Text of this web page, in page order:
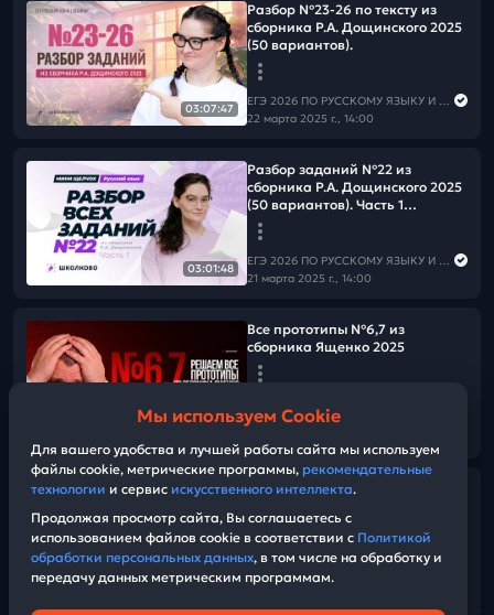
03:07:47
Разбор №23-26 по тексту из
сборника Р.А. Дощинского 2025
(50 вариантов).
ЕГЭ 2026 ПО РУССКОМУ ЯЗЫКУ И МАТЕМАТИКЕ
22 марта 2025 г., 14:00
03:01:48
Разбор заданий №22 из
сборника Р.А. Дощинского 2025
(50 вариантов). Часть 1
(варианты 1-25)
ЕГЭ 2026 ПО РУССКОМУ ЯЗЫКУ И МАТЕМАТИКЕ
21 марта 2025 г., 14:00
02:30:14
Все прототипы №6,7 из
сборника Ященко 2025
21 марта 2025 г., 12:00
01:26:35
№1,17 Треугольник,
Фалеса
Мы используем Cookie
Для вашего удобства и лучшей работы сайта мы используем
файлы cookie, метрические программы, рекомендательные
технологии и сервис искусственного интеллекта.
Продолжая просмотр сайта, Вы соглашаетесь с
использованием файлов cookie в соответствии с Политикой
обработки персональных данных, в том числе на обработку и
передачу данных метрическим программам.